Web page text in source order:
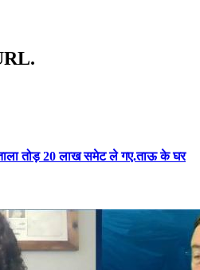
तोड़ 20 लाख समेट ले गए.ताऊ के घर